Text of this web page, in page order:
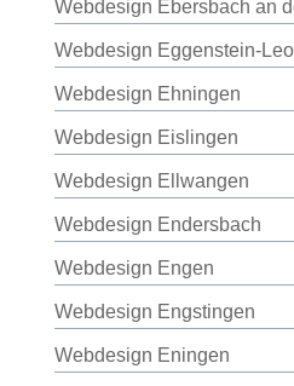
Webdesign Ebersbach an
Webdesign Eggenstein-
Webdesign Ehningen
Webdesign Eislingen
Webdesign Ellwangen
Webdesign Endersbach
Webdesign Engen
Webdesign Engstingen
Webdesign Eningen